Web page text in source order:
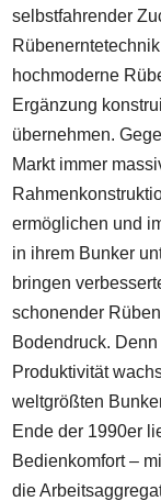
selbstfahrender
hochmoderne
Ergänzung
übernehmen.
Markt immer
ermöglichen und
in ihrem Bunker
bringen
schonender
Bodendruck.
Produktivität
weltgrößten
Ende der 1990er
Bedienkomfort –
die